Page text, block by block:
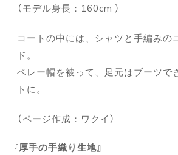
（モデル身長：160cm ）
コートの中には、シャツと手編みの
ド。
ベレー帽を被って、足元はブーツで
トに。
（ページ作成：ワクイ）
厚手の手織り生地